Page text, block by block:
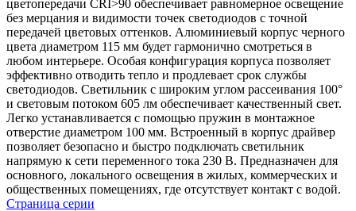
цветопередачи CRI>90 обеспечивает равномерное освещение
без мерцания и видимости точек светодиодов с точной
передачей цветовых оттенков. Алюминиевый корпус черного
цвета диаметром 115 мм будет гармонично смотреться в
любом интерьере. Особая конфигурация корпуса позволяет
эффективно отводить тепло и продлевает срок службы
светодиодов. Светильник с широким углом рассеивания 100°
и световым потоком 605 лм обеспечивает качественный свет.
Легко устанавливается с помощью пружин в монтажное
отверстие диаметром 100 мм. Встроенный в корпус драйвер
позволяет безопасно и быстро подключать светильник
напрямую к сети переменного тока 230 В. Предназначен для
основного, локального освещения в жилых, коммерческих и
общественных помещениях, где отсутствует контакт с водой.
Страница серии